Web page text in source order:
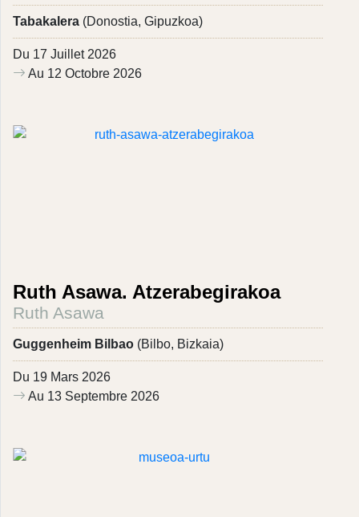
Tabakalera (Donostia, Gipuzkoa)
Du 17 Juillet 2026
Au 12 Octobre 2026
Ruth Asawa. Atzerabegirakoa
Ruth Asawa
Guggenheim Bilbao (Bilbo, Bizkaia)
Du 19 Mars 2026
Au 13 Septembre 2026